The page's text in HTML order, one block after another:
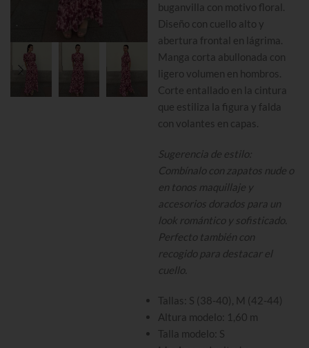
buganvilla con motivo floral.
Diseño con cuello alto y
abertura frontal en lágrima.
Manga corta abullonada con
ligero volumen en hombros.
Corte entallado en la cintura
que estiliza la figura y falda
con volantes en capas.
Sugerencia de estilo:
Combínalo con zapatos nude o
en tonos maquillaje y
accesorios dorados para un
look romántico y sofisticado.
Perfecto también con
recogido para destacar el
cuello.
Tallas: S (38-40), M (42-44)
Altura modelo: 1,60 m
Talla modelo: S